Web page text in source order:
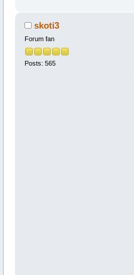
skoti3
Forum fan
Posts: 565